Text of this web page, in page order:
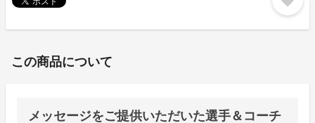
この商品について
メッセージをご提供いただいた選手＆コーチ